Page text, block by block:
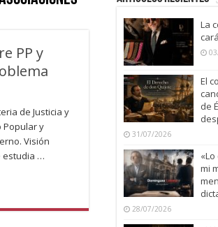
PP y
de Justicia y
Popular y
Visión
estudia …
La
El
de
31/07/2026
mi
28/07/2026